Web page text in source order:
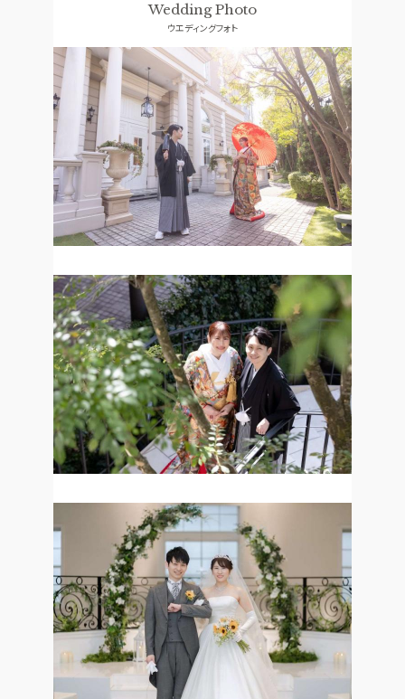
アクセス
GUEST
ご列席者の皆さまへ
QA
よくあるご質問
SUPPORT
お手伝い
資料請求 お問い合わせ フェア予約
Wedding Photo
ウエディングフォト